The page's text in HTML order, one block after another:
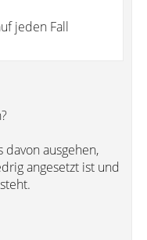
jeden Fall
ausgehen,
angesetzt ist und